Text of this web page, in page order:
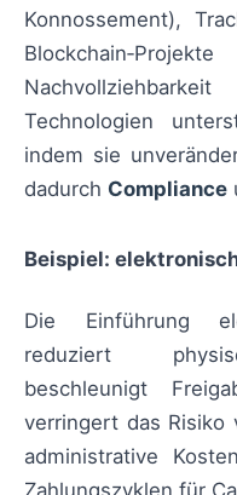
Konnossement),
Technologien
indem sie
dadurch Compliance
Beispiel:
Die Einführung
reduziert
beschleunigt
verringert das Risiko
administrative
Zahlungszyklen für